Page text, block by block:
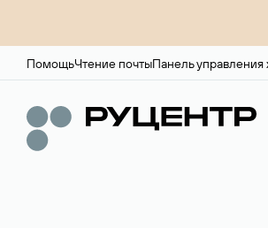
ПомощьЧтение почтыПанель управления